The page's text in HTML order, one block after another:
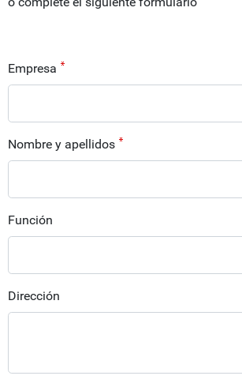
Empresa
Nombre y apellidos
Función
Dirección